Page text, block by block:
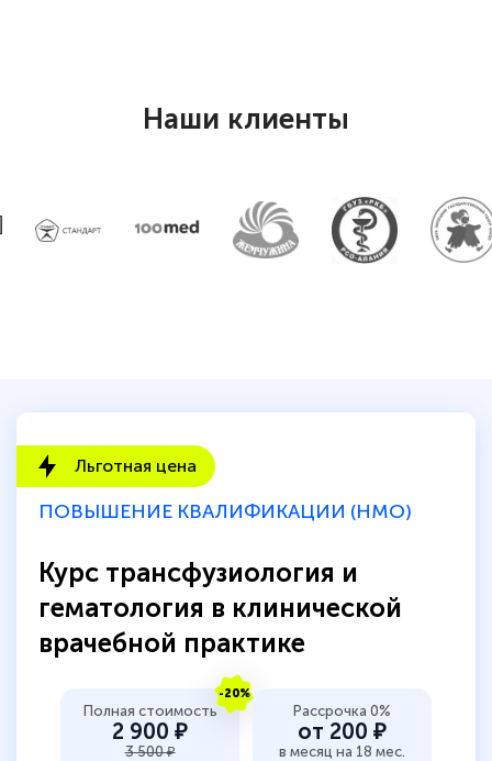
Наши клиенты
Льготная цена
ПОВЫШЕНИЕ КВАЛИФИКАЦИИ (НМО)
Курс трансфузиология и
гематология в клинической
врачебной практике
-20%
Полная стоимость
2 900 ₽
3 500 ₽
Рассрочка 0%
от 200 ₽
в месяц на 18 мес.